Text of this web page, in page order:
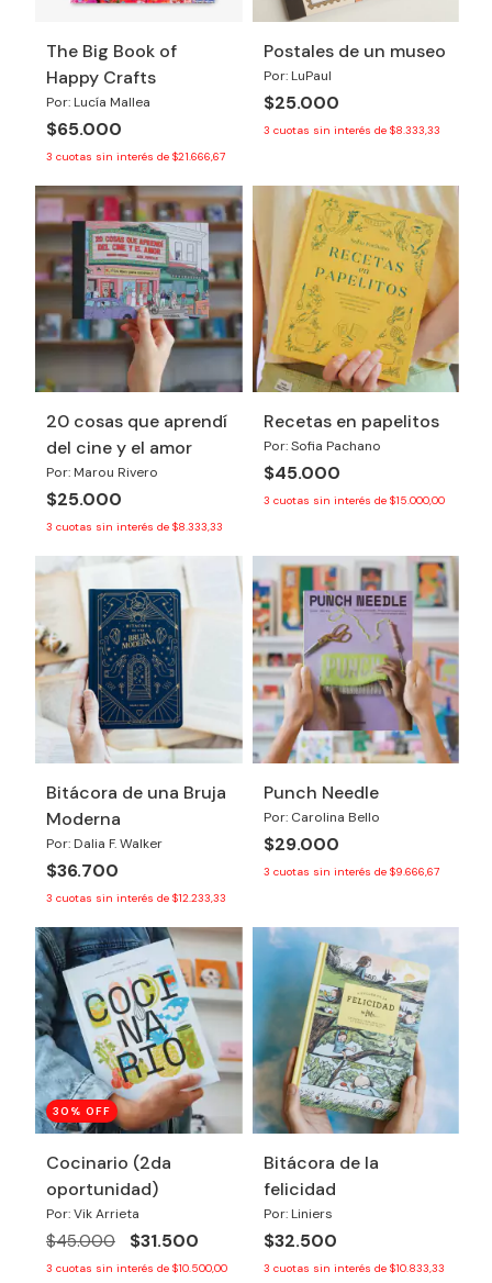
The Big Book of
Happy Crafts
Por: Lucía Mallea
$65.000
3 cuotas sin interés de $21.666,67
Postales de un museo
Por: LuPaul
$25.000
3 cuotas sin interés de $8.333,33
20 cosas que aprendí
del cine y el amor
Por: Marou Rivero
$25.000
3 cuotas sin interés de $8.333,33
Recetas en papelitos
Por: Sofia Pachano
$45.000
3 cuotas sin interés de $15.000,00
Bitácora de una Bruja
Moderna
Por: Dalia F. Walker
$36.700
3 cuotas sin interés de $12.233,33
Punch Needle
Por: Carolina Bello
$29.000
3 cuotas sin interés de $9.666,67
30 % OFF
Cocinario (2da
oportunidad)
Por: Vik Arrieta
$45.000 $31.500
3 cuotas sin interés de $10.500,00
Bitácora de la
felicidad
Por: Liniers
$32.500
3 cuotas sin interés de $10.833,33